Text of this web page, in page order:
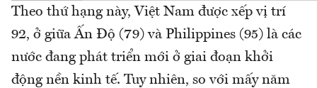
Theo thứ hạng này, Việt Nam được xếp vị trí
92, ở giữa Ấn Độ (79) và Philippines (95) là các
nước đang phát triển mới ở giai đoạn khởi
động nền kinh tế. Tuy nhiên, so với mấy năm